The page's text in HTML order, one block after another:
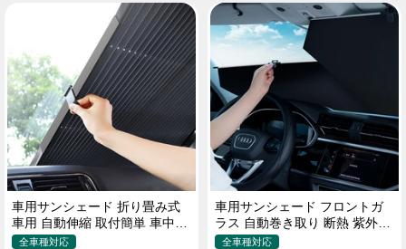
車用サンシェード 折り畳み式
車用 自動伸縮 取付簡単 車中泊
紫外線UVカット 仮眠 断熱
全車種対応
車用サンシェード フロントガ
ラス 自動巻き取り 断熱 紫外線
UVカット 取付収納便利
全車種対応